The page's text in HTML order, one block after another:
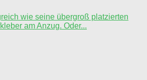
wie seine übergroß platzierten
am Anzug. Oder...